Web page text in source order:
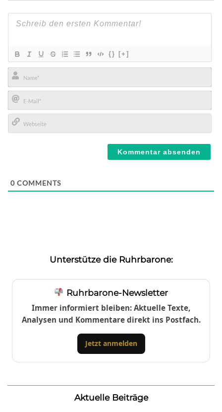
{} [+]
Name*
E-
Mail*
0 COMMENTS
Unterstütze die Ruhrbarone:
Ruhrbarone-Newsletter
Immer informiert bleiben: Aktuelle Texte,
Analysen und Kommentare direkt ins Postfach.
Jetzt anmelden
Aktuelle Beiträge